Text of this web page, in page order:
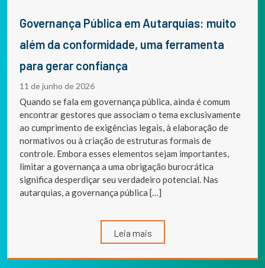
Governança Pública em Autarquias: muito
além da conformidade, uma ferramenta
para gerar confiança
11 de junho de 2026
Quando se fala em governança pública, ainda é comum
encontrar gestores que associam o tema exclusivamente
ao cumprimento de exigências legais, à elaboração de
normativos ou à criação de estruturas formais de
controle. Embora esses elementos sejam importantes,
limitar a governança a uma obrigação burocrática
significa desperdiçar seu verdadeiro potencial. Nas
autarquias, a governança pública […]
Leia mais